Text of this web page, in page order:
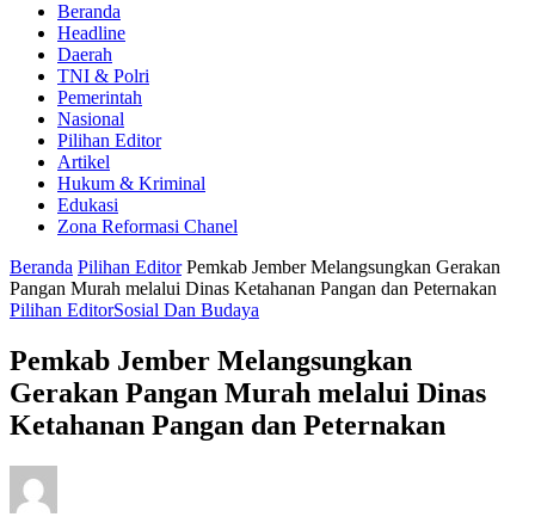
Beranda
Headline
Daerah
TNI & Polri
Pemerintah
Nasional
Pilihan Editor
Artikel
Hukum & Kriminal
Edukasi
Zona Reformasi Chanel
Beranda Pilihan Editor Pemkab Jember Melangsungkan Gerakan
Pangan Murah melalui Dinas Ketahanan Pangan dan Peternakan
Pilihan EditorSosial Dan Budaya
Pemkab Jember Melangsungkan
Gerakan Pangan Murah melalui Dinas
Ketahanan Pangan dan Peternakan